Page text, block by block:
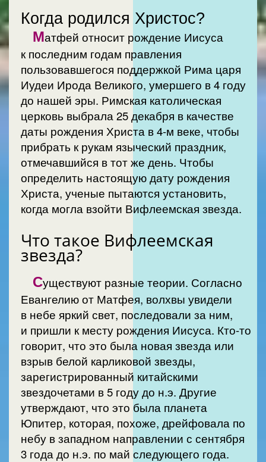
Когда родился Христос?
Матфей относит рождение Иисуса
к последним годам правления
пользовавшегося поддержкой Рима царя
Иудеи Ирода Великого, умершего в 4 году
до нашей эры. Римская католическая
церковь выбрала 25 декабря в качестве
даты рождения Христа в 4-м веке, чтобы
прибрать к рукам языческий праздник,
отмечавшийся в тот же день. Чтобы
определить настоящую дату рождения
Христа, ученые пытаются установить,
когда могла взойти Вифлеемская звезда.
Что такое Вифлеемская
звезда?
Существуют разные теории. Согласно
Евангелию от Матфея, волхвы увидели
в небе яркий свет, последовали за ним,
и пришли к месту рождения Иисуса. Кто-то
говорит, что это была новая звезда или
взрыв белой карликовой звезды,
зарегистрированный китайскими
звездочетами в 5 году до н.э. Другие
утверждают, что это была планета
Юпитер, которая, похоже, дрейфовала по
небу в западном направлении с сентября
3 года до н.э. по май следующего года.